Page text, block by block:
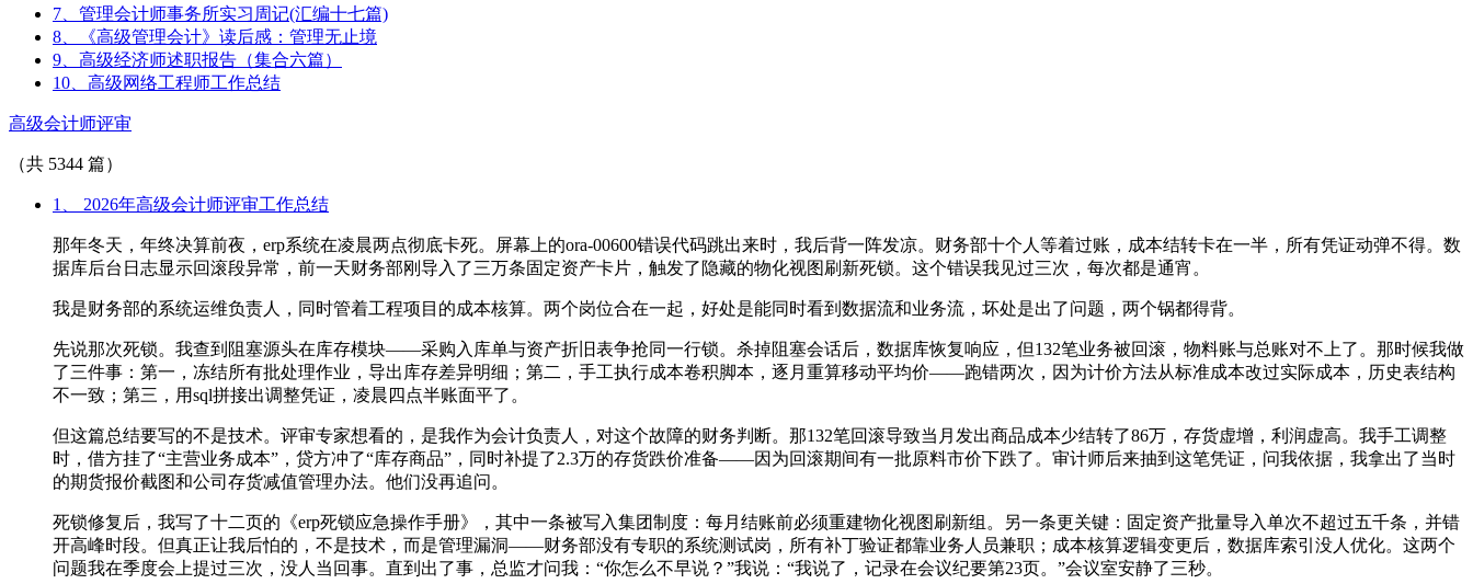
7、管理会计师事务所实习周记(汇编十七篇)
8、《高级管理会计》读后感：管理无止境
9、高级经济师述职报告（集合六篇）
10、高级网络工程师工作总结
高级会计师评审
（共 5344 篇）
1、 2026年高级会计师评审工作总结
那年冬天，年终决算前夜，erp系统在凌晨两点彻底卡死。屏幕上的ora-00600错误代码跳出来时，我后背一阵发凉。财务部十个人等着过账，成本结转卡在一半，所有凭证动弹不得。数
据库后台日志显示回滚段异常，前一天财务部刚导入了三万条固定资产卡片，触发了隐藏的物化视图刷新死锁。这个错误我见过三次，每次都是通宵。
我是财务部的系统运维负责人，同时管着工程项目的成本核算。两个岗位合在一起，好处是能同时看到数据流和业务流，坏处是出了问题，两个锅都得背。
先说那次死锁。我查到阻塞源头在库存模块——采购入库单与资产折旧表争抢同一行锁。杀掉阻塞会话后，数据库恢复响应，但132笔业务被回滚，物料账与总账对不上了。那时候我做
了三件事：第一，冻结所有批处理作业，导出库存差异明细；第二，手工执行成本卷积脚本，逐月重算移动平均价——跑错两次，因为计价方法从标准成本改过实际成本，历史表结构
不一致；第三，用sql拼接出调整凭证，凌晨四点半账面平了。
但这篇总结要写的不是技术。评审专家想看的，是我作为会计负责人，对这个故障的财务判断。那132笔回滚导致当月发出商品成本少结转了86万，存货虚增，利润虚高。我手工调整
时，借方挂了“主营业务成本”，贷方冲了“库存商品”，同时补提了2.3万的存货跌价准备——因为回滚期间有一批原料市价下跌了。审计师后来抽到这笔凭证，问我依据，我拿出了当时
的期货报价截图和公司存货减值管理办法。他们没再追问。
死锁修复后，我写了十二页的《erp死锁应急操作手册》，其中一条被写入集团制度：每月结账前必须重建物化视图刷新组。另一条更关键：固定资产批量导入单次不超过五千条，并错
开高峰时段。但真正让我后怕的，不是技术，而是管理漏洞——财务部没有专职的系统测试岗，所有补丁验证都靠业务人员兼职；成本核算逻辑变更后，数据库索引没人优化。这两个
问题我在季度会上提过三次，没人当回事。直到出了事，总监才问我：“你怎么不早说？”我说：“我说了，记录在会议纪要第23页。”会议室安静了三秒。